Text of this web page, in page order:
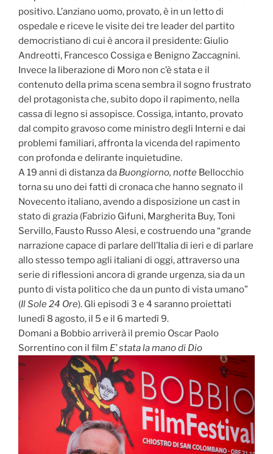
positivo. L’anziano uomo, provato, è in un letto di
ospedale e riceve le visite dei tre leader del partito
democristiano di cui è ancora il presidente: Giulio
Andreotti, Francesco Cossiga e Benigno Zaccagnini.
Invece la liberazione di Moro non c’è stata e il
contenuto della prima scena sembra il sogno frustrato
del protagonista che, subito dopo il rapimento, nella
cassa di legno si assopisce. Cossiga, intanto, provato
dal compito gravoso come ministro degli Interni e dai
problemi familiari, affronta la vicenda del rapimento
con profonda e delirante inquietudine.
A 19 anni di distanza da Buongiorno, notte Bellocchio
torna su uno dei fatti di cronaca che hanno segnato il
Novecento italiano, avendo a disposizione un cast in
stato di grazia (Fabrizio Gifuni, Margherita Buy, Toni
Servillo, Fausto Russo Alesi, e costruendo una “grande
narrazione capace di parlare dell’Italia di ieri e di parlare
allo stesso tempo agli italiani di oggi, attraverso una
serie di riflessioni ancora di grande urgenza, sia da un
punto di vista politico che da un punto di vista umano”
(Il Sole 24 Ore). Gli episodi 3 e 4 saranno proiettati
lunedì 8 agosto, il 5 e il 6 martedì 9.
Domani a Bobbio arriverà il premio Oscar Paolo
Sorrentino con il film E’ stata la mano di Dio